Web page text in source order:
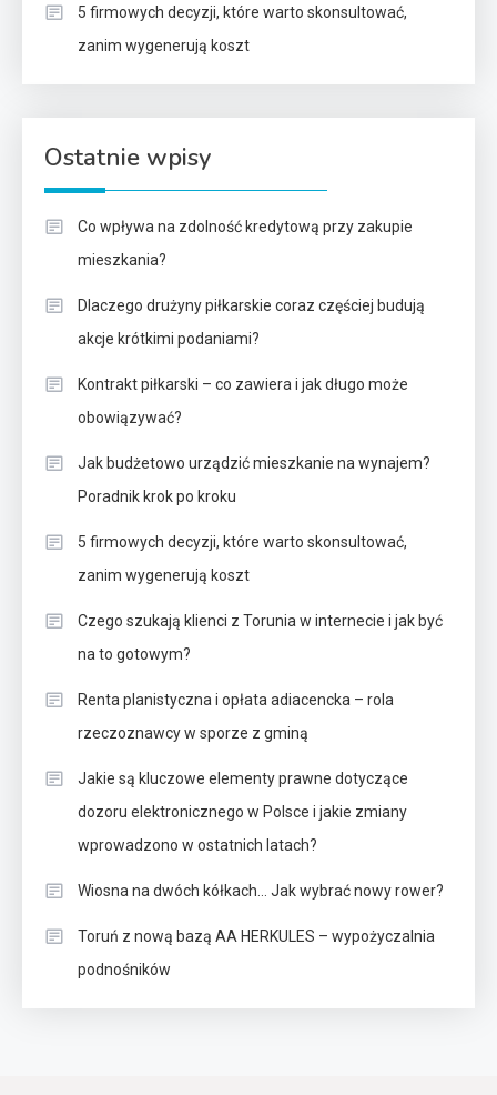
5 firmowych decyzji, które warto skonsultować,
zanim wygenerują koszt
Ostatnie wpisy
Co wpływa na zdolność kredytową przy zakupie
mieszkania?
Dlaczego drużyny piłkarskie coraz częściej budują
akcje krótkimi podaniami?
Kontrakt piłkarski – co zawiera i jak długo może
obowiązywać?
Jak budżetowo urządzić mieszkanie na wynajem?
Poradnik krok po kroku
5 firmowych decyzji, które warto skonsultować,
zanim wygenerują koszt
Czego szukają klienci z Torunia w internecie i jak być
na to gotowym?
Renta planistyczna i opłata adiacencka – rola
rzeczoznawcy w sporze z gminą
Jakie są kluczowe elementy prawne dotyczące
dozoru elektronicznego w Polsce i jakie zmiany
wprowadzono w ostatnich latach?
Wiosna na dwóch kółkach… Jak wybrać nowy rower?
Toruń z nową bazą AA HERKULES – wypożyczalnia
podnośników